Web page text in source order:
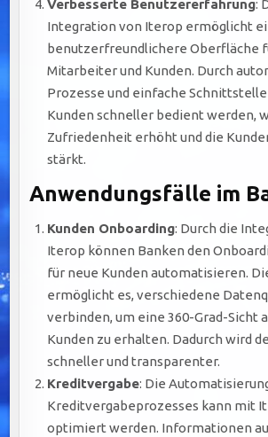
Verbesserte Benutzererfahrung:
Integration von Iterop ermöglicht
benutzerfreundlichere Oberfläche
Mitarbeiter und Kunden. Durch
Prozesse und einfache
Kunden schneller bedient werden,
Zufriedenheit erhöht und die
stärkt.
Anwendungsfälle im
Kunden Onboarding: Durch die
Iterop können Banken den
für neue Kunden automatisieren.
ermöglicht es, verschiedene
verbinden, um eine 360-Grad-Sicht
Kunden zu erhalten. Dadurch wird
schneller und transparenter.
Kreditvergabe: Die
Kreditvergabeprozesses kann mit
optimiert werden. Informationen